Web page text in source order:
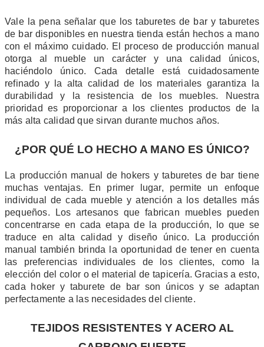
Vale la pena señalar que los taburetes de bar y taburetes
de bar disponibles en nuestra tienda están hechos a mano
con el máximo cuidado. El proceso de producción manual
otorga al mueble un carácter y una calidad únicos,
haciéndolo único. Cada detalle está cuidadosamente
refinado y la alta calidad de los materiales garantiza la
durabilidad y la resistencia de los muebles. Nuestra
prioridad es proporcionar a los clientes productos de la
más alta calidad que sirvan durante muchos años.
¿POR QUÉ LO HECHO A MANO ES ÚNICO?
La producción manual de hokers y taburetes de bar tiene
muchas ventajas. En primer lugar, permite un enfoque
individual de cada mueble y atención a los detalles más
pequeños. Los artesanos que fabrican muebles pueden
concentrarse en cada etapa de la producción, lo que se
traduce en alta calidad y diseño único. La producción
manual también brinda la oportunidad de tener en cuenta
las preferencias individuales de los clientes, como la
elección del color o el material de tapicería. Gracias a esto,
cada hoker y taburete de bar son únicos y se adaptan
perfectamente a las necesidades del cliente.
TEJIDOS RESISTENTES Y ACERO AL